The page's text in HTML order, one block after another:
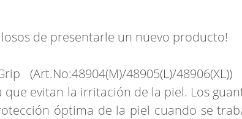
de presentarle un nuevo producto!
(Art.No:48904(M)/48905(L)/48906(XL))
que evitan la irritación de la piel. Los
óptima de la piel cuando se